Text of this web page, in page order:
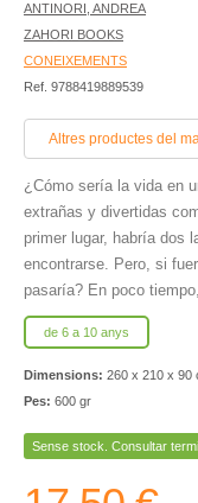
ANTINORI, ANDREA
ZAHORI BOOKS
CONEIXEMENTS
Ref. 9788419889539
Altres productes del
¿Cómo sería la vida en
extrañas y divertidas
primer lugar, habría dos
encontrarse. Pero, si
pasaría? En poco
de 6 a 10 anys
Dimensions: 260 x 210 x 90
Pes: 600 gr
Sense stock. Consultar